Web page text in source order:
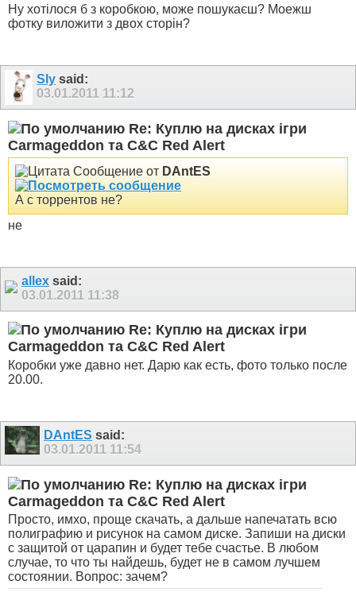
Ну хотілося б з коробкою, може пошукаєш? Моежш
фотку виложити з двох сторін?
Sly said:
03.01.2011 11:12
Re: Куплю на дисках ігри
Carmageddon та C&C Red Alert
Сообщение от DAntES
А с торрентов не?
не
allex said:
03.01.2011 11:38
Re: Куплю на дисках ігри
Carmageddon та C&C Red Alert
Коробки уже давно нет. Дарю как есть, фото только после
20.00.
DAntES said:
03.01.2011 11:54
Re: Куплю на дисках ігри
Carmageddon та C&C Red Alert
Просто, имхо, проще скачать, а дальше напечатать всю
полиграфию и рисунок на самом диске. Запиши на диски
с защитой от царапин и будет тебе счастье. В любом
случае, то что ты найдешь, будет не в самом лучшем
состоянии. Вопрос: зачем?